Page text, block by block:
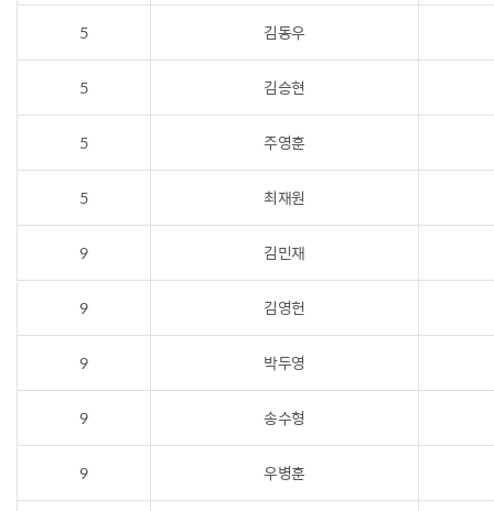
5 김동우
5 김승현
5 주영훈
5 최재원
9 김민재
9 김영헌
9 박두영
9 송수형
9 우병훈